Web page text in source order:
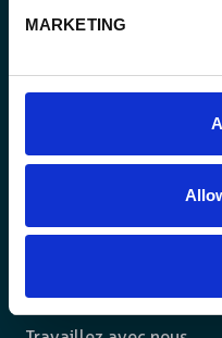
MARKETING
Pour un monde durable
Nos actions